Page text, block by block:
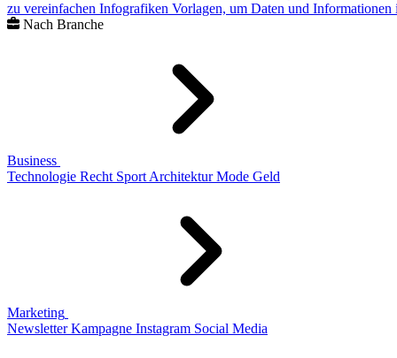
zu vereinfachen Infografiken Vorlagen, um Daten und
Nach Branche
Business
Technologie Recht Sport Architektur Mode Geld
Marketing
Newsletter Kampagne Instagram Social Media